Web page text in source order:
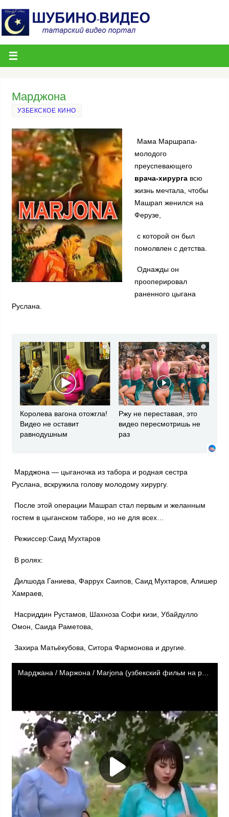
Марджона
УЗБЕКСКОЕ КИНО
Мама Маршрапа-
молодого
преуспевающего
врача-хирургавсю
жизнь мечтала, чтобы
Машрап женился на
Ферузе,
с которой он был
помолвлен с детства.
Однажды он
прооперировал
раненного цыгана
Руслана.
i
Королева вагона отожгла!
Видео не оставит
равнодушным
i
Ржу не переставая, это
видео пересмотришь не
раз
Марджона — цыганочка из табора и родная сестра
Руслана, вскружила голову молодому хирургу.
После этой операции Машрап стал первым и желанным
гостем в цыганском таборе, но не для всех…
Режиссер:Саид Мухтаров
В ролях:
Дилшода Ганиева, Фаррух Саипов, Саид Мухтаров, Алишер
Хамраев,
Насриддин Рустамов, Шахноза Софи кизи, Убайдулло
Омон, Саида Раметова,
Захира Матьёкубова, Ситора Фармонова и другие.